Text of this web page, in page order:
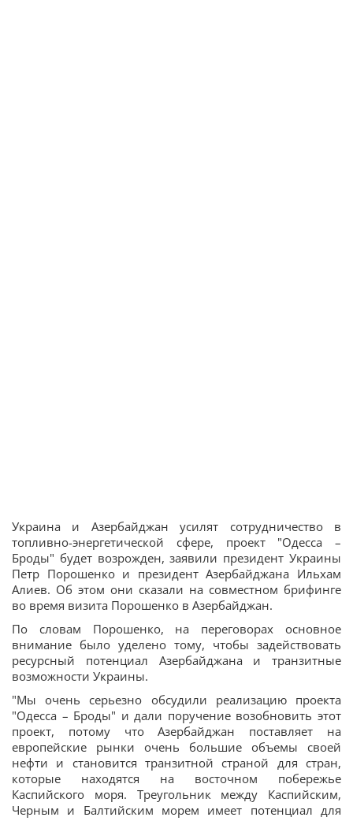
Украина и Азербайджан усилят сотрудничество в
топливно-энергетической сфере, проект "Одесса –
Броды" будет возрожден, заявили президент Украины
Петр Порошенко и президент Азербайджана Ильхам
Алиев. Об этом они сказали на совместном брифинге
во время визита Порошенко в Азербайджан.
По словам Порошенко, на переговорах основное
внимание было уделено тому, чтобы задействовать
ресурсный потенциал Азербайджана и транзитные
возможности Украины.
"Мы очень серьезно обсудили реализацию проекта
"Одесса – Броды" и дали поручение возобновить этот
проект, потому что Азербайджан поставляет на
европейские рынки очень большие объемы своей
нефти и становится транзитной страной для стран,
которые находятся на восточном побережье
Каспийского моря. Треугольник между Каспийским,
Черным и Балтийским морем имеет потенциал для